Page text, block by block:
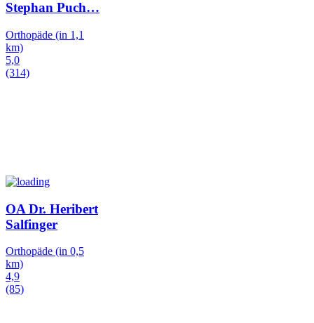
Stephan Puch…
Orthopäde (in 1,1
km)
5,0
(314)
OA Dr. Heribert
Salfinger
Orthopäde (in 0,5
km)
4,9
(85)